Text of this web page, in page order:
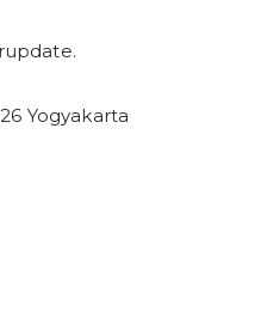
Yogyakarta